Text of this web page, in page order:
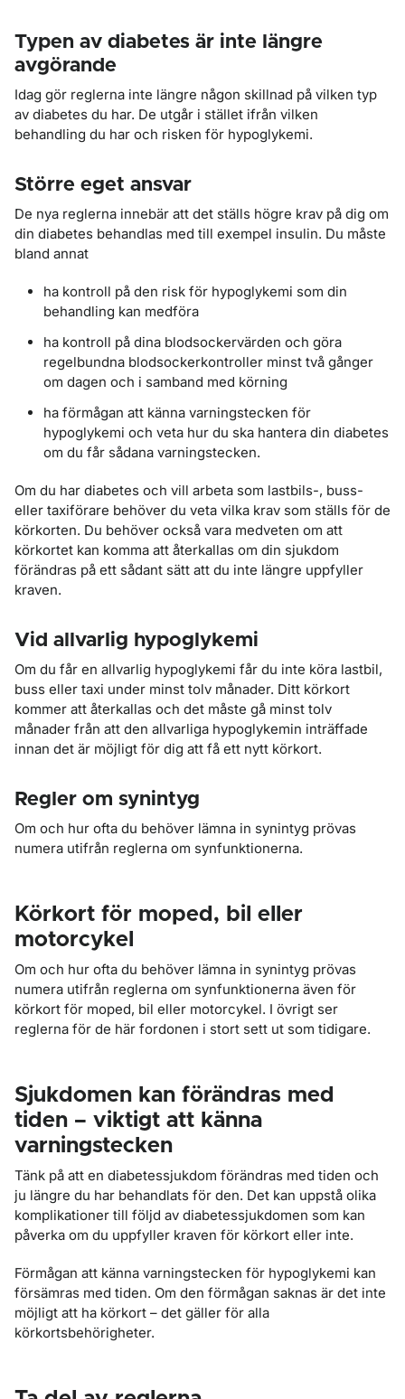
Typen av diabetes är inte längre
avgörande
Idag gör reglerna inte längre någon skillnad på vilken typ
av diabetes du har. De utgår i stället ifrån vilken
behandling du har och risken för hypoglykemi.
Större eget ansvar
De nya reglerna innebär att det ställs högre krav på dig om
din diabetes behandlas med till exempel insulin. Du måste
bland annat
ha kontroll på den risk för hypoglykemi som din
behandling kan medföra
ha kontroll på dina blodsockervärden och göra
regelbundna blodsockerkontroller minst två gånger
om dagen och i samband med körning
ha förmågan att känna varningstecken för
hypoglykemi och veta hur du ska hantera din diabetes
om du får sådana varningstecken.
Om du har diabetes och vill arbeta som lastbils-, buss-
eller taxiförare behöver du veta vilka krav som ställs för de
körkorten. Du behöver också vara medveten om att
körkortet kan komma att återkallas om din sjukdom
förändras på ett sådant sätt att du inte längre uppfyller
kraven.
Vid allvarlig hypoglykemi
Om du får en allvarlig hypoglykemi får du inte köra lastbil,
buss eller taxi under minst tolv månader. Ditt körkort
kommer att återkallas och det måste gå minst tolv
månader från att den allvarliga hypoglykemin inträffade
innan det är möjligt för dig att få ett nytt körkort.
Regler om synintyg
Om och hur ofta du behöver lämna in synintyg prövas
numera utifrån reglerna om synfunktionerna.
Körkort för moped, bil eller
motorcykel
Om och hur ofta du behöver lämna in synintyg prövas
numera utifrån reglerna om synfunktionerna även för
körkort för moped, bil eller motorcykel. I övrigt ser
reglerna för de här fordonen i stort sett ut som tidigare.
Sjukdomen kan förändras med
tiden – viktigt att känna
varningstecken
Tänk på att en diabetessjukdom förändras med tiden och
ju längre du har behandlats för den. Det kan uppstå olika
komplikationer till följd av diabetessjukdomen som kan
påverka om du uppfyller kraven för körkort eller inte.
Förmågan att känna varningstecken för hypoglykemi kan
försämras med tiden. Om den förmågan saknas är det inte
möjligt att ha körkort – det gäller för alla
körkortsbehörigheter.